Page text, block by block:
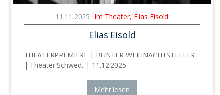
11.11.2025 Im Theater, Elias Eisold
Elias Eisold
THEATERPREMIERE | BUNTER WEIHNACHTSTELLER
| Theater Schwedt | 11.12.2025
Mehr lesen